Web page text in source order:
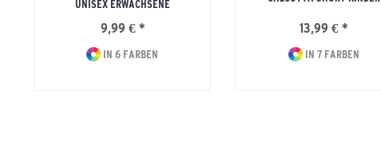
UNISEX ERWACHSENE
9,99 € *
IN 6 FARBEN
13,99 € *
IN 7 FARBEN